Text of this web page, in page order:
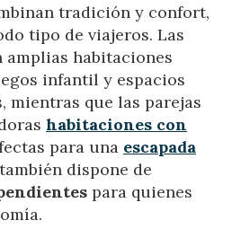
tradición y confort,
tipo de viajeros. Las
habitaciones
infantil y espacios
que las parejas
habitaciones con
para una escapada
dispone de
para quienes